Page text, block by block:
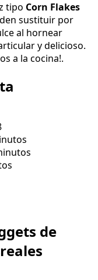
tipo Corn Flakes
sustituir por
al hornear
y delicioso.
a la cocina!.
de